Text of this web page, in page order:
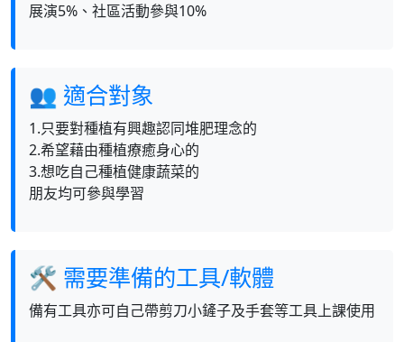
展演5%、社區活動參與10%
👥 適合對象
1.只要對種植有興趣認同堆肥理念的
2.希望藉由種植療癒身心的
3.想吃自己種植健康蔬菜的
朋友均可參與學習
🛠 需要準備的工具/軟體
備有工具亦可自己帶剪刀小鏟子及手套等工具上課使用